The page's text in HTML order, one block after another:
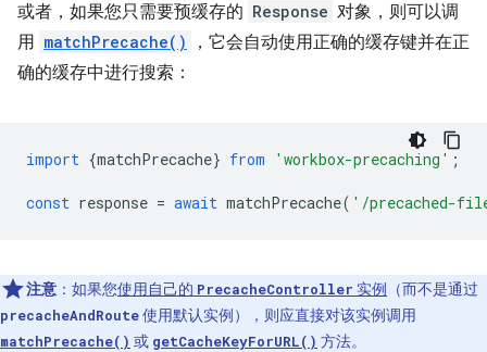
或者，如果您只需要预缓存的 Response 对象，则可以调
用 matchPrecache()
，它会自动使用正确的缓存键并在正
确的缓存中进行搜索：
import {matchPrecache} from 'workbox-precaching' ;
const response = await matchPrecache( '/precached-
注意 ：如果您使用自己的 PrecacheController 实例 （而不是通过
precacheAndRoute使用默认实例），则应直接对该实例调用
matchPrecache() 或 getCacheKeyForURL() 方法。